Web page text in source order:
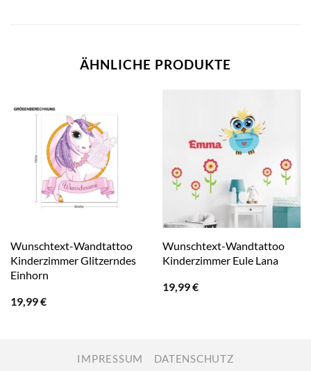
ÄHNLICHE PRODUKTE
Wunschtext-Wandtattoo
Kinderzimmer Glitzerndes
Einhorn
19,99€
Wunschtext-Wandtattoo
Kinderzimmer Eule Lana
19,99€
IMPRESSUM DATENSCHUTZ